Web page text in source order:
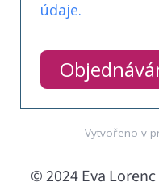
údaje.
Vytvořeno v
© 2024 Eva Lorenc